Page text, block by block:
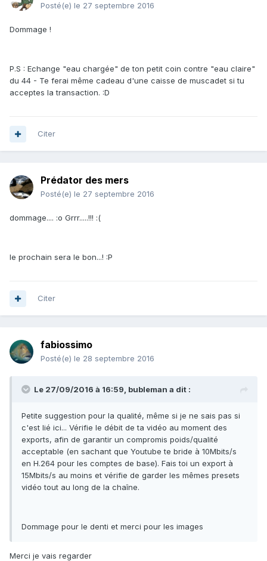
Posté(e) le 27 septembre 2016
Dommage !
P.S : Echange "eau chargée" de ton petit coin contre "eau claire"
du 44 - Te ferai même cadeau d'une caisse de muscadet si tu
acceptes la transaction. :D
Citer
Prédator des mers
Posté(e) le 27 septembre 2016
dommage.... :o Grrr.....!!! :(
le prochain sera le bon...! :P
Citer
fabiossimo
Posté(e) le 28 septembre 2016
Le 27/09/2016 à 16:59, bubleman a dit :
Petite suggestion pour la qualité, même si je ne sais pas si
c'est lié ici... Vérifie le débit de ta vidéo au moment des
exports, afin de garantir un compromis poids/qualité
acceptable (en sachant que Youtube te bride à 10Mbits/s
en H.264 pour les comptes de base). Fais toi un export à
15Mbits/s au moins et vérifie de garder les mêmes presets
vidéo tout au long de la chaîne.
Dommage pour le denti et merci pour les images
Merci je vais regarder